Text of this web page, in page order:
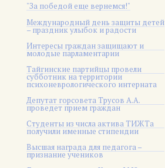
"За победой еще вернемся!"
Международный день защиты детей
– праздник улыбок и радости
Интересы граждан защищают и
молодые парламентарии
Тайгинские партийцы провели
субботник на территории
психоневрологического интерната
Депутат горсовета Трусов А.А.
проведет прием граждан
Студенты из числа актива ТИЖТа
получили именные стипендии
Высшая награда для педагога –
признание учеников